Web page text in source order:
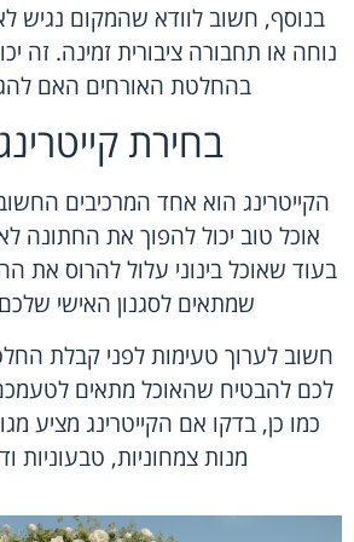
בנוסף, חשוב לוודא שהמקום נגיש
נוחה או תחבורה ציבורית זמינה. זה
בהחלטת האורחים האם
בחירת
הקייטרינג הוא אחד המרכיבים
אוכל טוב יכול להפוך את החתונה
בעוד שאוכל בינוני עלול להרוס את
שמתאים לסגנון האישי
חשוב לערוך טעימות לפני קבלת
לכם להבטיח שהאוכל מתאים
כמו כן, בדקו אם הקייטרינג מציע
מנות צמחוניות, טבעוניות